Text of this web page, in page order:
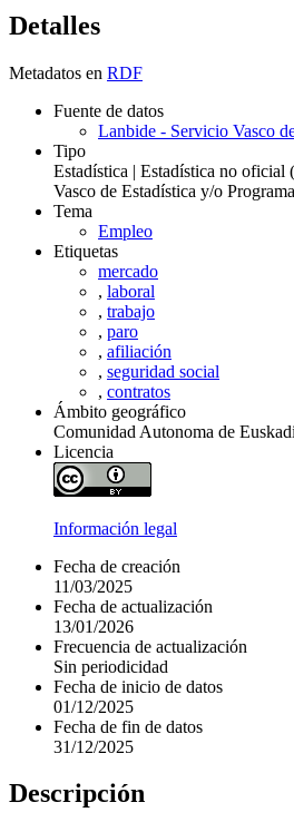
Detalles
Metadatos en RDF
Fuente de datos
Lanbide - Servicio Vasco
Tipo
Estadística | Estadística no oficial
Vasco de Estadística y/o
Tema
Empleo
Etiquetas
mercado
, laboral
, trabajo
, paro
, afiliación
, seguridad social
, contratos
Ámbito geográfico
Comunidad Autonoma de Euskadi
Licencia
Información legal
Fecha de creación
11/03/2025
Fecha de actualización
13/01/2026
Frecuencia de actualización
Sin periodicidad
Fecha de inicio de datos
01/12/2025
Fecha de fin de datos
31/12/2025
Descripción